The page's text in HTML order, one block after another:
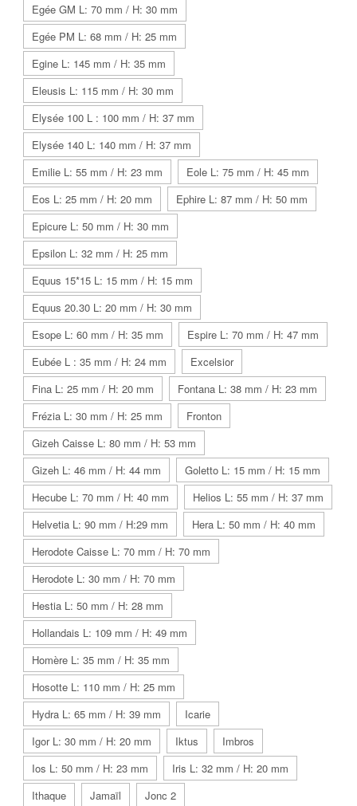
Egée GM L: 70 mm / H: 30 mm
Egée PM L: 68 mm / H: 25 mm
Egine L: 145 mm / H: 35 mm
Eleusis L: 115 mm / H: 30 mm
Elysée 100 L : 100 mm / H: 37 mm
Elysée 140 L: 140 mm / H: 37 mm
Emilie L: 55 mm / H: 23 mm
Eole L: 75 mm / H: 45 mm
Eos L: 25 mm / H: 20 mm
Ephire L: 87 mm / H: 50 mm
Epicure L: 50 mm / H: 30 mm
Epsilon L: 32 mm / H: 25 mm
Equus 15*15 L: 15 mm / H: 15 mm
Equus 20.30 L: 20 mm / H: 30 mm
Esope L: 60 mm / H: 35 mm
Espire L: 70 mm / H: 47 mm
Eubée L : 35 mm / H: 24 mm
Excelsior
Fina L: 25 mm / H: 20 mm
Fontana L: 38 mm / H: 23 mm
Frézia L: 30 mm / H: 25 mm
Fronton
Gizeh Caisse L: 80 mm / H: 53 mm
Gizeh L: 46 mm / H: 44 mm
Goletto L: 15 mm / H: 15 mm
Hecube L: 70 mm / H: 40 mm
Helios L: 55 mm / H: 37 mm
Helvetia L: 90 mm / H:29 mm
Hera L: 50 mm / H: 40 mm
Herodote Caisse L: 70 mm / H: 70 mm
Herodote L: 30 mm / H: 70 mm
Hestia L: 50 mm / H: 28 mm
Hollandais L: 109 mm / H: 49 mm
Homère L: 35 mm / H: 35 mm
Hosotte L: 110 mm / H: 25 mm
Hydra L: 65 mm / H: 39 mm
Icarie
Igor L: 30 mm / H: 20 mm
Iktus
Imbros
Ios L: 50 mm / H: 23 mm
Iris L: 32 mm / H: 20 mm
Ithaque
Jamaïl Jonc 2